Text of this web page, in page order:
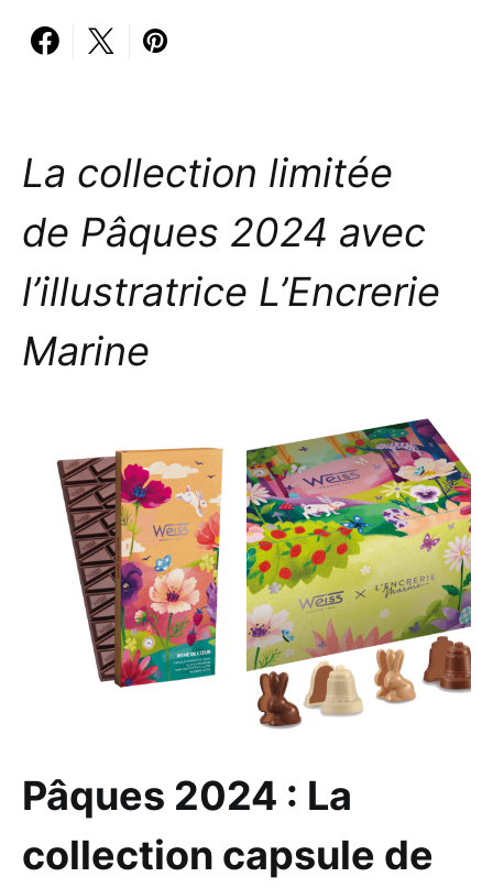
La collection limitée
de Pâques 2024 avec
l’illustratrice L’Encrerie
Marine
Pâques 2024 : La
collection capsule de